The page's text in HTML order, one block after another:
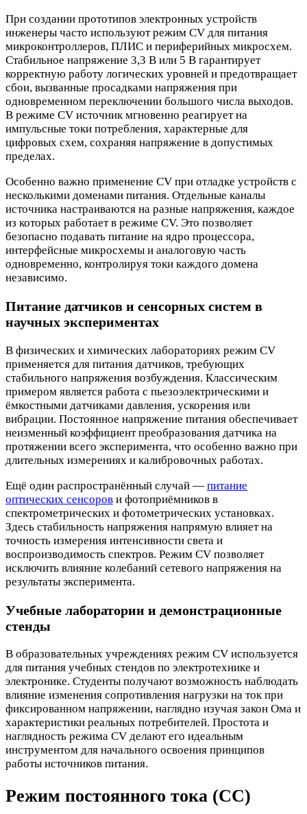
При создании прототипов электронных устройств
инженеры часто используют режим CV для питания
микроконтроллеров, ПЛИС и периферийных микросхем.
Стабильное напряжение 3,3 В или 5 В гарантирует
корректную работу логических уровней и предотвращает
сбои, вызванные просадками напряжения при
одновременном переключении большого числа выходов.
В режиме CV источник мгновенно реагирует на
импульсные токи потребления, характерные для
цифровых схем, сохраняя напряжение в допустимых
пределах.
Особенно важно применение CV при отладке устройств с
несколькими доменами питания. Отдельные каналы
источника настраиваются на разные напряжения, каждое
из которых работает в режиме CV. Это позволяет
безопасно подавать питание на ядро процессора,
интерфейсные микросхемы и аналоговую часть
одновременно, контролируя токи каждого домена
независимо.
Питание датчиков и сенсорных систем в
научных экспериментах
В физических и химических лабораториях режим CV
применяется для питания датчиков, требующих
стабильного напряжения возбуждения. Классическим
примером является работа с пьезоэлектрическими и
ёмкостными датчиками давления, ускорения или
вибрации. Постоянное напряжение питания обеспечивает
неизменный коэффициент преобразования датчика на
протяжении всего эксперимента, что особенно важно при
длительных измерениях и калибровочных работах.
Ещё один распространённый случай — питание
оптических сенсоров и фотоприёмников в
спектрометрических и фотометрических установках.
Здесь стабильность напряжения напрямую влияет на
точность измерения интенсивности света и
воспроизводимость спектров. Режим CV позволяет
исключить влияние колебаний сетевого напряжения на
результаты эксперимента.
Учебные лаборатории и демонстрационные
стенды
В образовательных учреждениях режим CV используется
для питания учебных стендов по электротехнике и
электронике. Студенты получают возможность наблюдать
влияние изменения сопротивления нагрузки на ток при
фиксированном напряжении, наглядно изучая закон Ома и
характеристики реальных потребителей. Простота и
наглядность режима CV делают его идеальным
инструментом для начального освоения принципов
работы источников питания.
Режим постоянного тока (CC)